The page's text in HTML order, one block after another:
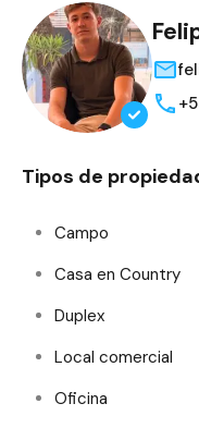
Tipos de
Campo
Casa en Country
Duplex
Local comercial
Oficina